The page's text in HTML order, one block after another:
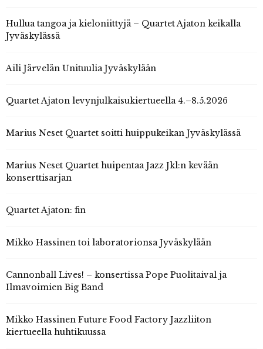
Hullua tangoa ja kieloniittyjä – Quartet Ajaton keikalla
Jyväskylässä
Aili Järvelän Unituulia Jyväskylään
Quartet Ajaton levynjulkaisukiertueella 4.–8.5.2026
Marius Neset Quartet soitti huippukeikan Jyväskylässä
Marius Neset Quartet huipentaa Jazz Jkl:n kevään
konserttisarjan
Quartet Ajaton: fin
Mikko Hassinen toi laboratorionsa Jyväskylään
Cannonball Lives! – konsertissa Pope Puolitaival ja
Ilmavoimien Big Band
Mikko Hassinen Future Food Factory Jazzliiton
kiertueella huhtikuussa